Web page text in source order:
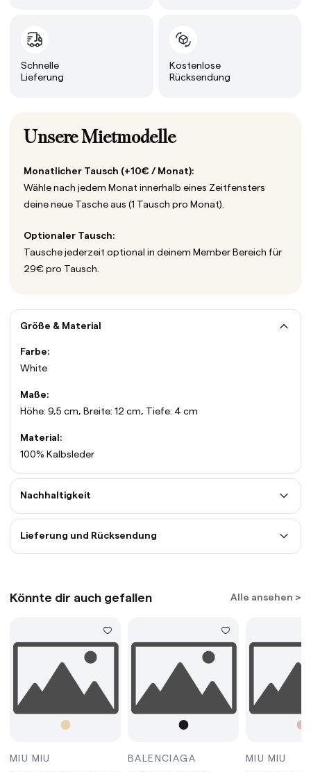
Schnelle
Lieferung
Kostenlose
Rücksendung
Unsere Mietmodelle
Monatlicher Tausch (+10€ / Monat):
Wähle nach jedem Monat innerhalb eines Zeitfensters
deine neue Tasche aus (1 Tausch pro Monat).
Optionaler Tausch:
Tausche jederzeit optional in deinem Member Bereich für
29€ pro Tausch.
Größe & Material
Farbe:
White
Maße:
Höhe: 9,5 cm, Breite: 12 cm, Tiefe: 4 cm
Material:
100% Kalbsleder
Nachhaltigkeit
Lieferung und Rücksendung
Könnte dir auch gefallen Alle ansehen >
MINI BORDEAUX
MIU MIU RAFFIA-EFFECT WOVEN TOTE BAG WHITE/TAN/
BALENCIAGA LE CITY BAGMIU MIU